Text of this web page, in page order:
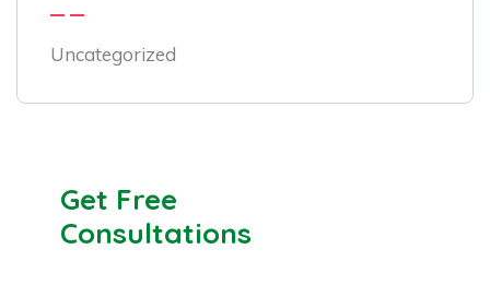
Uncategorized
Get Free
Consultations